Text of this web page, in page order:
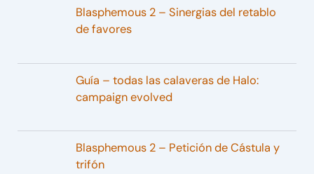
Blasphemous 2 – Sinergias del retablo
de favores
Guía – todas las calaveras de Halo:
campaign evolved
Blasphemous 2 – Petición de Cástula y
trifón